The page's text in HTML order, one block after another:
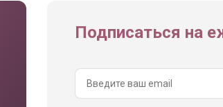
Подписаться на